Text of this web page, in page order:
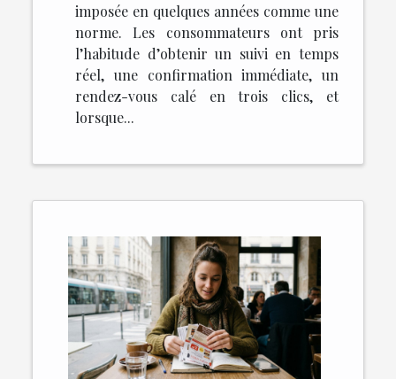
imposée en quelques années comme une
norme. Les consommateurs ont pris
l’habitude d’obtenir un suivi en temps
réel, une confirmation immédiate, un
rendez-vous calé en trois clics, et
lorsque...